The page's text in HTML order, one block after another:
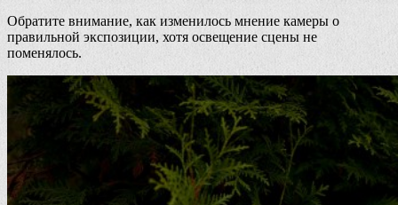
Обратите внимание, как изменилось мнение камеры о
правильной экспозиции, хотя освещение сцены не
поменялось.